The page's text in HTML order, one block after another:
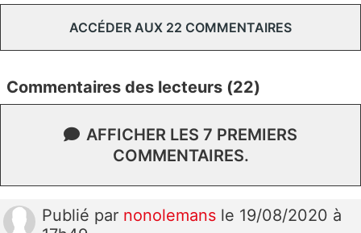
ACCÉDER AUX 22 COMMENTAIRES
Commentaires des lecteurs (22)
AFFICHER LES 7 PREMIERS
COMMENTAIRES.
Publié par nonolemans le 19/08/2020 à